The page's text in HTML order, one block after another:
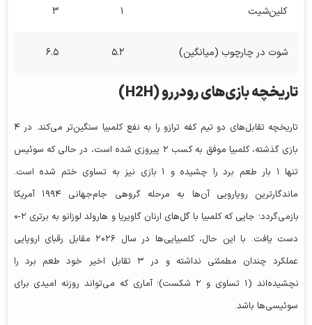
کلین‌شیت ۱ ۳
شوت در چارچوب (میانگین) ۵.۲ ۶.۵
تاریخچه بازی‌های رودررو (H2H)
تاریخچه تقابل‌های دو تیم کفه ترازو را به نفع کلمبیا سنگین‌تر می‌کند. در ۴
بازی گذشته، کلمبیا موفق به کسب ۲ پیروزی شده است، در حالی که سوئیس
تنها ۱ بار طعم برد را چشیده و ۱ بازی نیز به تساوی ختم شده است.
ماندگارترین رویارویی آن‌ها به مرحله گروهی جام‌جهانی ۱۹۹۴ آمریکا
بازمی‌گردد؛ جایی که کلمبیا با گل‌های ارنان گاویریا
و هارولد لوزانو به برتری ۲-۰
دست یافت. با این حال، کلمبیایی‌ها در سال ۲۰۲۶ مقابل رقبای اروپایی
عملکرد چندان مطمئنی نداشته و در ۳ تقابل اخیر خود طعم برد را
نچشیده‌اند (۱ تساوی و ۲ شکست)؛ آماری که می‌تواند روزنه امیدی برای
سوئیسی‌ها باشد.